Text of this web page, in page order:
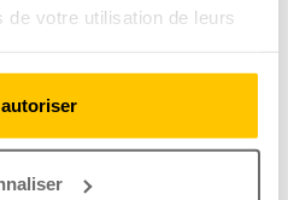
votre utilisation de leurs